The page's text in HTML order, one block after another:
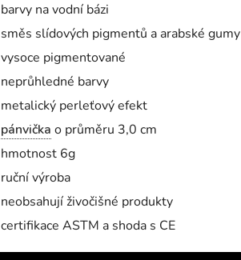
barvy na vodní bázi
směs slídových pigmentů a arabské gumy
vysoce pigmentované
neprůhledné barvy
metalický perleťový efekt
pánvička o průměru 3,0 cm
hmotnost 6g
ruční výroba
neobsahují živočišné produkty
certifikace ASTM a shoda s CE